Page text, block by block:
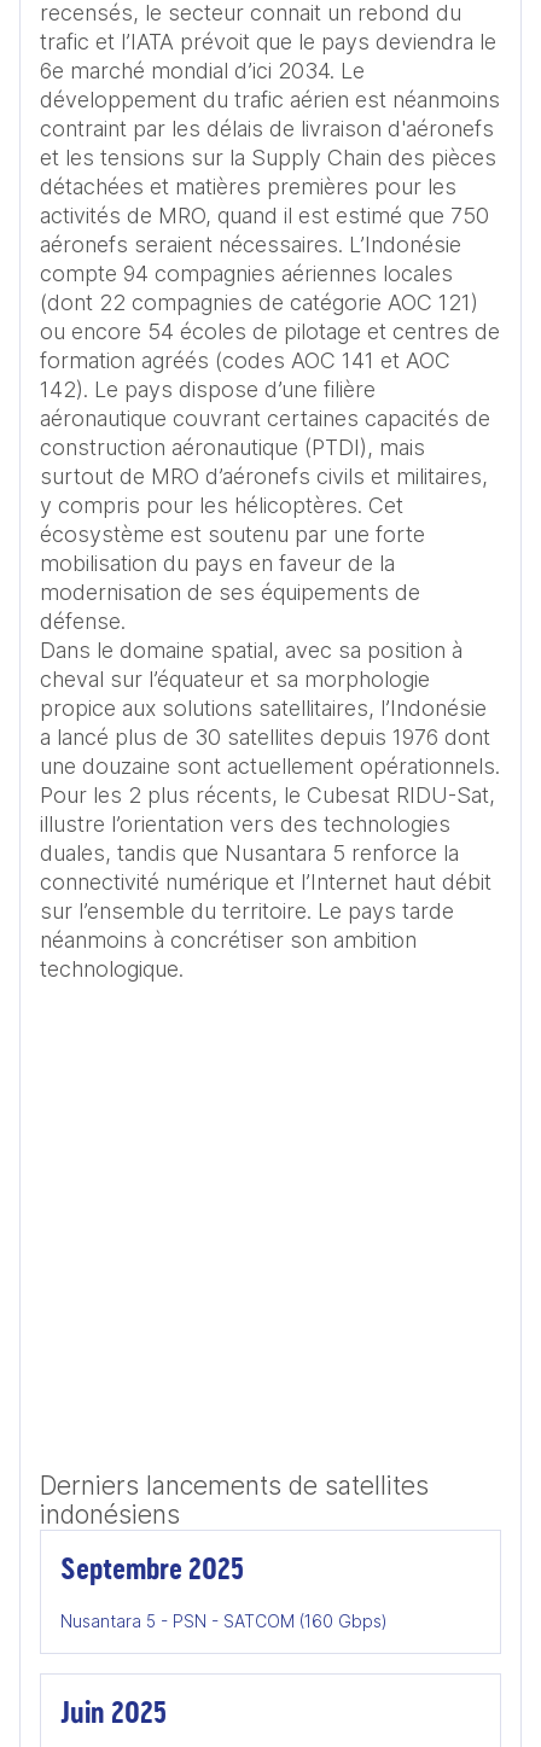
recensés, le secteur connait un rebond du
trafic et l’IATA prévoit que le pays deviendra le
6e marché mondial d’ici 2034. Le
développement du trafic aérien est néanmoins
contraint par les délais de livraison d'aéronefs
et les tensions sur la Supply Chain des pièces
détachées et matières premières pour les
activités de MRO, quand il est estimé que 750
aéronefs seraient nécessaires. L’Indonésie
compte 94 compagnies aériennes locales
(dont 22 compagnies de catégorie AOC 121)
ou encore 54 écoles de pilotage et centres de
formation agréés (codes AOC 141 et AOC
142). Le pays dispose d’une filière
aéronautique couvrant certaines capacités de
construction aéronautique (PTDI), mais
surtout de MRO d’aéronefs civils et militaires,
y compris pour les hélicoptères. Cet
écosystème est soutenu par une forte
mobilisation du pays en faveur de la
modernisation de ses équipements de
défense.
Dans le domaine spatial, avec sa position à
cheval sur l’équateur et sa morphologie
propice aux solutions satellitaires, l’Indonésie
a lancé plus de 30 satellites depuis 1976 dont
une douzaine sont actuellement opérationnels.
Pour les 2 plus récents, le Cubesat RIDU-Sat,
illustre l’orientation vers des technologies
duales, tandis que Nusantara 5 renforce la
connectivité numérique et l’Internet haut débit
sur l’ensemble du territoire. Le pays tarde
néanmoins à concrétiser son ambition
technologique.
Derniers lancements de satellites
indonésiens
Septembre 2025
Nusantara 5 - PSN - SATCOM (160 Gbps)
Juin 2025